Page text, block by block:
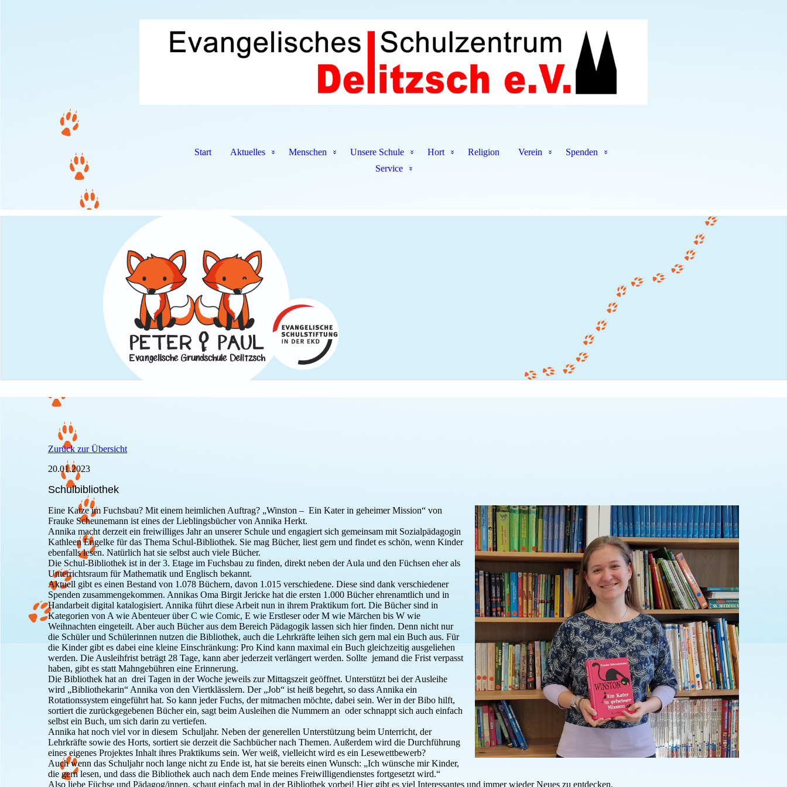
Start Aktuelles Menschen Unsere Schule Hort Religion Verein
Spenden
Service
Zurück zur Übersicht
20.01.2023
Schulbibliothek
Eine Katze im Fuchsbau? Mit einem heimlichen Auftrag? „Winston – Ein Kater in geheimer Mission“ von
Frauke Scheunemann ist eines der Lieblingsbücher von Annika Herkt.
Annika macht derzeit ein freiwilliges Jahr an unserer Schule und engagiert sich gemeinsam mit Sozialpädagogin
Kathleen Engelke für das Thema Schul-Bibliothek. Sie mag Bücher, liest gern und findet es schön, wenn Kinder
ebenfalls lesen. Natürlich hat sie selbst auch viele Bücher.
Die Schul-Bibliothek ist in der 3. Etage im Fuchsbau zu finden, direkt neben der Aula und den Füchsen eher als
Unterrichtsraum für Mathematik und Englisch bekannt.
Aktuell gibt es einen Bestand von 1.078 Büchern, davon 1.015 verschiedene. Diese sind dank verschiedener
Spenden zusammengekommen. Annikas Oma Birgit Jericke hat die ersten 1.000 Bücher ehrenamtlich und in
Handarbeit digital katalogisiert. Annika führt diese Arbeit nun in ihrem Praktikum fort. Die Bücher sind in
Kategorien von A wie Abenteuer über C wie Comic, E wie Erstleser oder M wie Märchen bis W wie
Weihnachten eingeteilt. Aber auch Bücher aus dem Bereich Pädagogik lassen sich hier finden. Denn nicht nur
die Schüler und Schülerinnen nutzen die Bibliothek, auch die Lehrkräfte leihen sich gern mal ein Buch aus. Für
die Kinder gibt es dabei eine kleine Einschränkung: Pro Kind kann maximal ein Buch gleichzeitig ausgeliehen
werden. Die Ausleihfrist beträgt 28 Tage, kann aber jederzeit verlängert werden. Sollte jemand die Frist verpasst
haben, gibt es statt Mahngebühren eine Erinnerung.
Die Bibliothek hat an drei Tagen in der Woche jeweils zur Mittagszeit geöffnet. Unterstützt bei der Ausleihe
wird „Bibliothekarin“ Annika von den Viertklässlern. Der „Job“ ist heiß begehrt, so dass Annika ein
Rotationssystem eingeführt hat. So kann jeder Fuchs, der mitmachen möchte, dabei sein. Wer in der Bibo hilft,
sortiert die zurückgegebenen Bücher ein, sagt beim Ausleihen die Nummern an oder schnappt sich auch einfach
selbst ein Buch, um sich darin zu vertiefen.
Annika hat noch viel vor in diesem Schuljahr. Neben der generellen Unterstützung beim Unterricht, der
Lehrkräfte sowie des Horts, sortiert sie derzeit die Sachbücher nach Themen. Außerdem wird die Durchführung
eines eigenes Projektes Inhalt ihres Praktikums sein. Wer weiß, vielleicht wird es ein Lesewettbewerb?
Auch wenn das Schuljahr noch lange nicht zu Ende ist, hat sie bereits einen Wunsch: „Ich wünsche mir Kinder,
die gern lesen, und dass die Bibliothek auch nach dem Ende meines Freiwilligendienstes fortgesetzt wird.“
Also liebe Füchse und Pädagog/innen, schaut einfach mal in der Bibliothek vorbei! Hier gibt es viel Interessantes und immer wieder Neues zu entdecken.